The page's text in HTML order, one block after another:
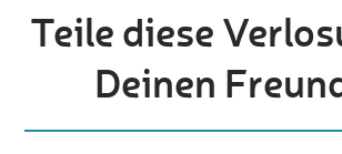
Teile diese
Deinen